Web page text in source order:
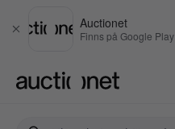
Stäng
Auctionet
Finns på Google Play